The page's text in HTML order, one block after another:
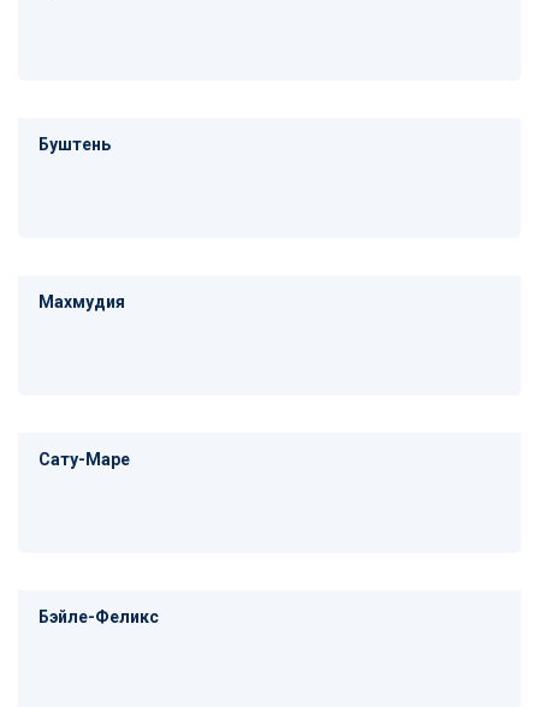
Буштень
Махмудия
Сату-Маре
Бэйле-Феликс